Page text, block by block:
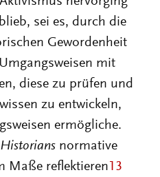
sei es, durch die
Gewordenheit
mit
diese zu prüfen und
zu entwickeln,
ermögliche.
normative
Maße reflektieren 13